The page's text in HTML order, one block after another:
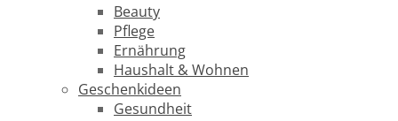
Beauty
Pflege
Ernährung
Haushalt & Wohnen
Geschenkideen
Gesundheit